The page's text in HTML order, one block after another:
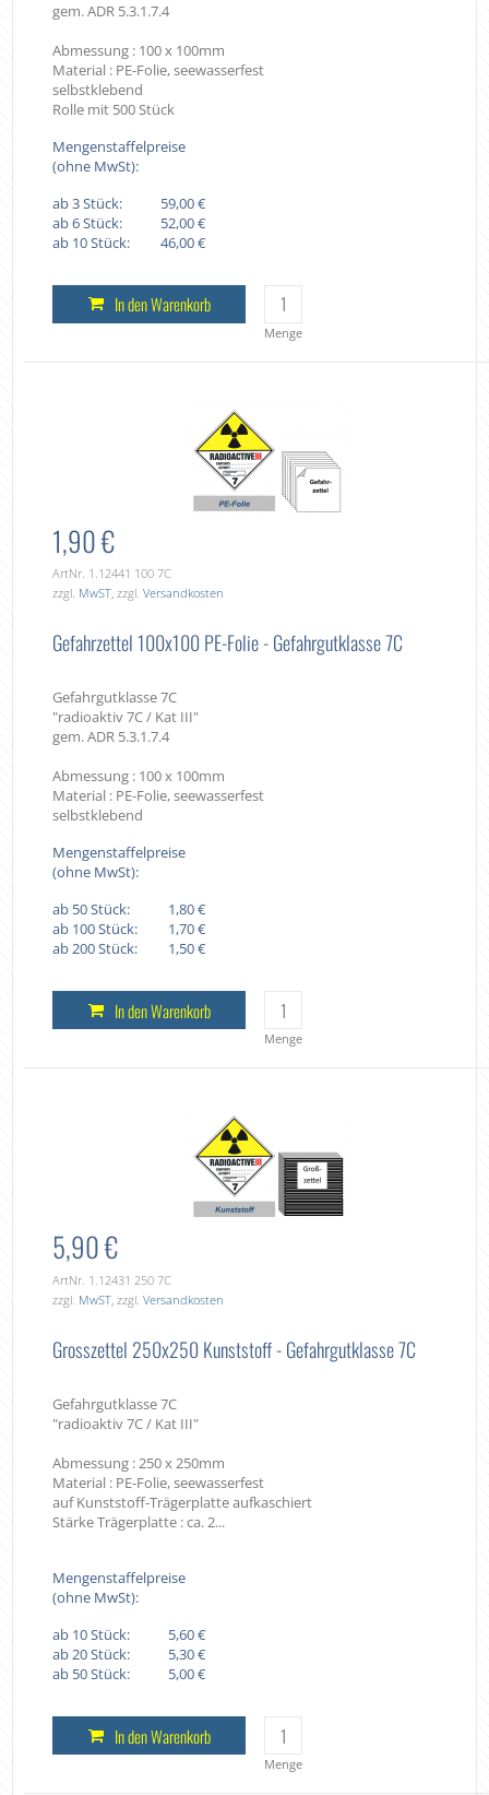
gem. ADR 5.3.1.7.4
Abmessung : 100 x 100mm
Material : PE-Folie, seewasserfest
selbstklebend
Rolle mit 500 Stück
Mengenstaffelpreise
(ohne MwSt):
ab 3 Stück:
59,00 €
ab 6 Stück:
52,00 €
ab 10 Stück:
46,00 €
Menge
In den Warenkorb
1,90 €
ArtNr. 1.12441 100 7C
zzgl. MwST, zzgl.Versandkosten
Gefahrzettel 100x100 PE-Folie - Gefahrgutklasse 7C
Gefahrgutklasse 7C
"radioaktiv 7C / Kat III"
gem. ADR 5.3.1.7.4
Abmessung : 100 x 100mm
Material : PE-Folie, seewasserfest
selbstklebend
Mengenstaffelpreise
(ohne MwSt):
ab 50 Stück:
1,80 €
ab 100 Stück:
1,70 €
ab 200 Stück:
1,50 €
Menge
In den Warenkorb
5,90 €
ArtNr. 1.12431 250 7C
zzgl. MwST , zzgl.Versandkosten
Grosszettel 250x250 Kunststoff - Gefahrgutklasse 7C
Gefahrgutklasse 7C
"radioaktiv 7C / Kat III"
Abmessung : 250 x 250mm
Material : PE-Folie, seewasserfest
auf Kunststoff-Trägerplatte aufkaschiert
Stärke Trägerplatte : ca. 2...
Mengenstaffelpreise
(ohne MwSt):
ab 10 Stück:
5,60 €
ab 20 Stück:
5,30 €
ab 50 Stück:
5,00 €
Menge
In den Warenkorb